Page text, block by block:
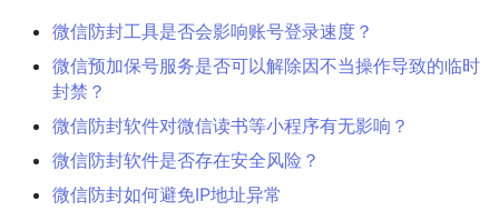
微信防封工具是否会影响账号登录速度？
微信预加保号服务是否可以解除因不当操作导致的临时
封禁？
微信防封软件对微信读书等小程序有无影响？
微信防封软件是否存在安全风险？
微信防封如何避免IP地址异常